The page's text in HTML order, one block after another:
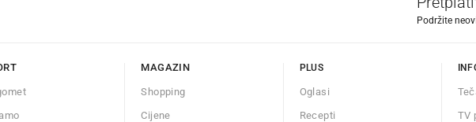
Podržite
MAGAZIN
Shopping
Cijene
PLUS
Oglasi
Recepti
TV